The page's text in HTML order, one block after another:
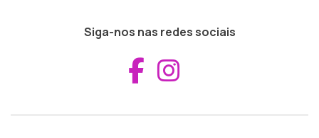
Siga-nos nas redes sociais
Aceder ao